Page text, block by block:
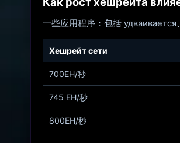
一些应用程序：包括
Хешрейт сети
700EH/秒
745 EH/秒
800EH/秒